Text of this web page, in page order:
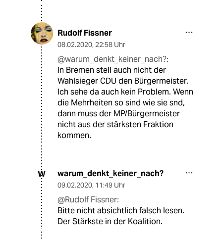
Rudolf Fissner
08.02.2020, 22:58 Uhr
@warum_denkt_keiner_nach?:
In Bremen stell auch nicht der
Wahlsieger CDU den Bürgermeister.
Ich sehe da auch kein Problem. Wenn
die Mehrheiten so sind wie sie snd,
dann muss der MP/Bürgermeister
nicht aus der stärksten Fraktion
kommen.
W warum_denkt_keiner_nach?
09.02.2020, 11:49 Uhr
@Rudolf Fissner:
Bitte nicht absichtlich falsch lesen.
Der Stärkste in der Koalition.